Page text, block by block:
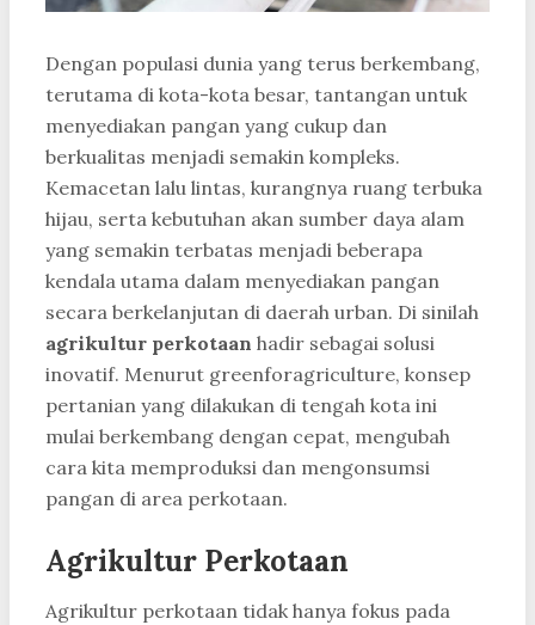
Dengan populasi dunia yang terus berkembang,
terutama di kota-kota besar, tantangan untuk
menyediakan pangan yang cukup dan
berkualitas menjadi semakin kompleks.
Kemacetan lalu lintas, kurangnya ruang terbuka
hijau, serta kebutuhan akan sumber daya alam
yang semakin terbatas menjadi beberapa
kendala utama dalam menyediakan pangan
secara berkelanjutan di daerah urban. Di sinilah
agrikultur perkotaan hadir sebagai solusi
inovatif. Menurut greenforagriculture, konsep
pertanian yang dilakukan di tengah kota ini
mulai berkembang dengan cepat, mengubah
cara kita memproduksi dan mengonsumsi
pangan di area perkotaan.
Agrikultur Perkotaan
Agrikultur perkotaan tidak hanya fokus pada